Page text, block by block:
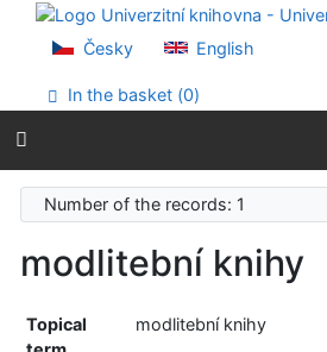
Go to content
Go to menu
Accessibility declaration
Česky English
In the basket (0)
Number of the records: 1
modlitební knihy
Topical
modlitební knihy